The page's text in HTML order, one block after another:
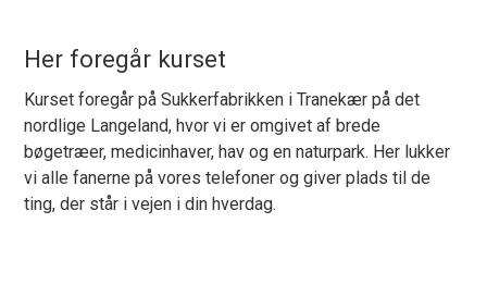
Her foregår kurset
Kurset foregår på Sukkerfabrikken i Tranekær på det
nordlige Langeland, hvor vi er omgivet af brede
bøgetræer, medicinhaver, hav og en naturpark. Her lukker
vi alle fanerne på vores telefoner og giver plads til de
ting, der står i vejen i din hverdag.